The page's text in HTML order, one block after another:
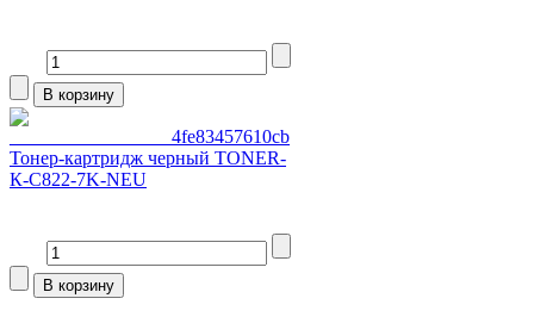
Тонер-картридж черный TONER-
К-C822-7K-NEU